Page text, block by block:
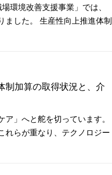
環境改善支援事業」では、
ました。 生産性向上推進体制
制加算の取得状況と、介
」へと舵を切っています。
れらが重なり、テクノロジー